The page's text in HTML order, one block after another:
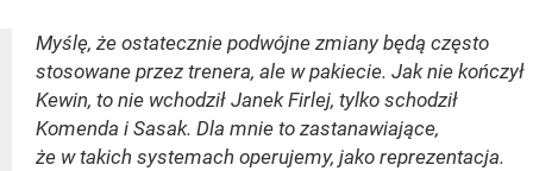
Myślę, że ostatecznie podwójne zmiany będą często
stosowane przez trenera, ale w pakiecie. Jak nie kończył
Kewin, to nie wchodził Janek Firlej, tylko schodził
Komenda i Sasak. Dla mnie to zastanawiające,
że w takich systemach operujemy, jako reprezentacja.